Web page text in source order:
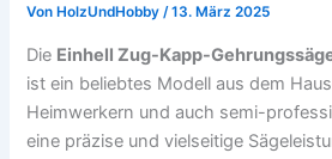
Von HolzUndHobby/13. März 2025
Die Einhell Zug-Kapp-
ist ein beliebtes Modell aus dem
Heimwerkern und auch semi-
eine präzise und vielseitige